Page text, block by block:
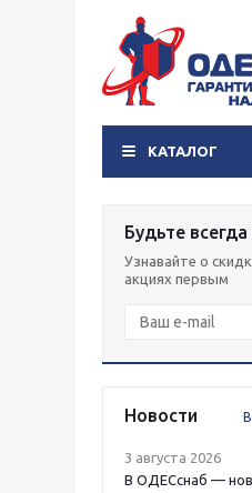
КАТАЛОГ
Будьте всегда
Узнавайте о
акциях первым
Новости
3 августа 2026
В ОДЕСснаб —